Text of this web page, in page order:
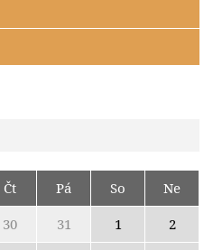
Čt Pá So
Ne
30 31 1
2